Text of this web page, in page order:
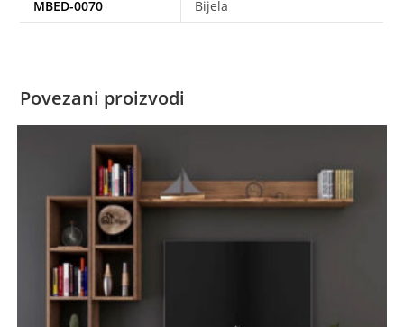
MBED-0070 Bijela
Povezani proizvodi